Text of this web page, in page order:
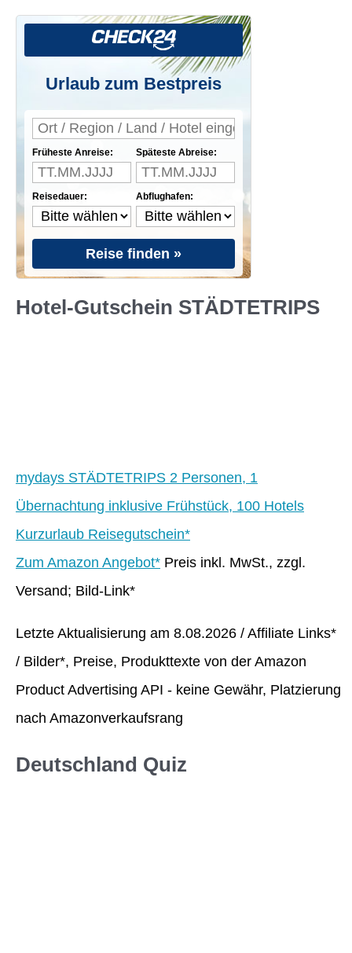
Urlaub zum Bestpreis
Früheste Anreise:
Reisedauer:
Späteste Abreise:
Abflughafen:
Reise finden »
Hotel-Gutschein STÄDTETRIPS
mydays STÄDTETRIPS 2 Personen, 1
Übernachtung inklusive Frühstück, 100 Hotels
Kurzurlaub Reisegutschein*
Zum Amazon Angebot* Preis inkl. MwSt., zzgl.
Versand; Bild-Link*
Letzte Aktualisierung am 8.08.2026 / Affiliate Links*
/ Bilder*, Preise, Produkttexte von der Amazon
Product Advertising API - keine Gewähr, Platzierung
nach Amazonverkaufsrang
Deutschland Quiz